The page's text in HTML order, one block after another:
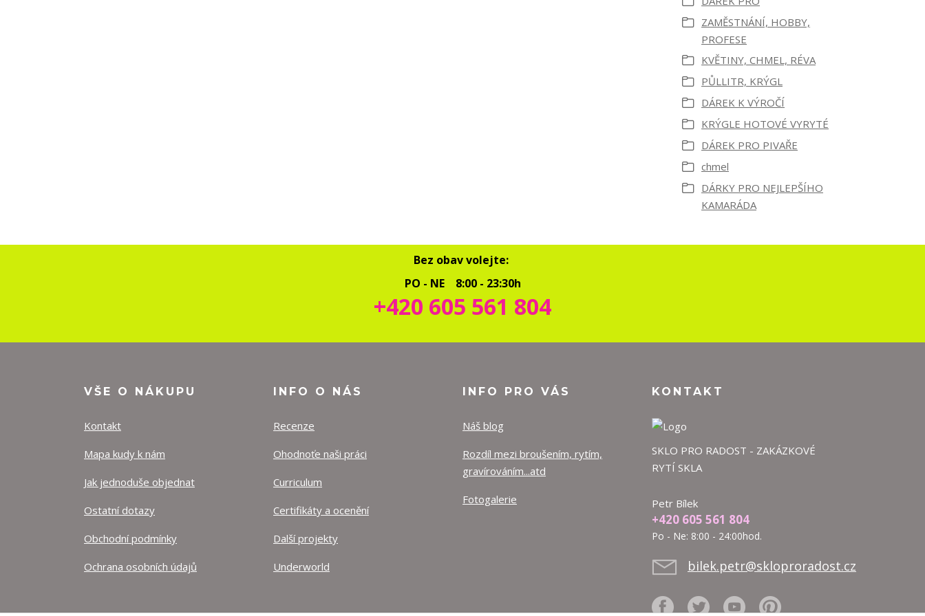
ZAMĚSTNÁNÍ, HOBBY,
PROFESE
KVĚTINY, CHMEL, RÉVA
PŮLLITR, KRÝGL
DÁREK K VÝROČÍ
KRÝGLE HOTOVÉ VYRYTÉ
DÁREK PRO PIVAŘE
chmel
DÁRKY PRO NEJLEPŠÍHO
KAMARÁDA
Bez obav volejte:
PO - NE 8:00 - 23:30h
+420 605 561 804
VŠE O NÁKUPU
Kontakt
Mapa kudy k nám
Jak jednoduše objednat
Ostatní dotazy
Obchodní podmínky
Ochrana osobních údajů
INFO O NÁS
Recenze
Ohodnoťe naši práci
Curriculum
Certifikáty a ocenění
Další projekty
Underworld
INFO PRO VÁS
Náš blog
Rozdíl mezi broušením, rytím,
gravírováním...atd
Fotogalerie
KONTAKT
SKLO PRO RADOST - ZAKÁZKOVÉ
RYTÍ SKLA
Petr Bílek
+420 605 561 804
Po - Ne: 8:00 - 24:00hod.
bilek.petr@skloproradost.cz